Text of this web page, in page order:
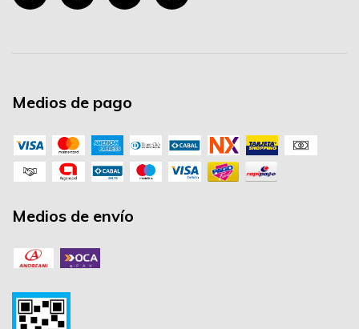
Medios de pago
Medios de envío